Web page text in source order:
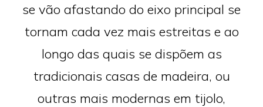
se vão afastando do eixo principal se
tornam cada vez mais estreitas e ao
longo das quais se dispõem as
tradicionais casas de madeira, ou
outras mais modernas em tijolo,